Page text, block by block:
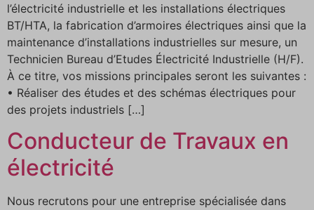
l’électricité industrielle et les installations électriques
BT/HTA, la fabrication d’armoires électriques ainsi que la
maintenance d’installations industrielles sur mesure, un
Technicien Bureau d’Etudes Électricité Industrielle (H/F).
À ce titre, vos missions principales seront les suivantes :
• Réaliser des études et des schémas électriques pour
des projets industriels […]
Conducteur de Travaux en
électricité
Nous recrutons pour une entreprise spécialisée dans